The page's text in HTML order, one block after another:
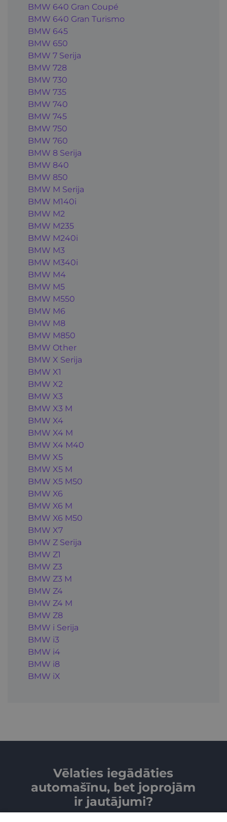
BMW 640 Gran Coupé
BMW 640 Gran Turismo
BMW 645
BMW 650
BMW 7 Serija
BMW 728
BMW 730
BMW 735
BMW 740
BMW 745
BMW 750
BMW 760
BMW 8 Serija
BMW 840
BMW 850
BMW M Serija
BMW M140i
BMW M2
BMW M235
BMW M240i
BMW M3
BMW M340i
BMW M4
BMW M5
BMW M550
BMW M6
BMW M8
BMW M850
BMW Other
BMW X Serija
BMW X1
BMW X2
BMW X3
BMW X3 M
BMW X4
BMW X4 M
BMW X4 M40
BMW X5
BMW X5 M
BMW X5 M50
BMW X6
BMW X6 M
BMW X6 M50
BMW X7
BMW Z Serija
BMW Z1
BMW Z3
BMW Z3 M
BMW Z4
BMW Z4 M
BMW Z8
BMW i Serija
BMW i3
BMW i4
BMW i8
BMW iX
Vēlaties iegādāties
automašīnu, bet joprojām
ir jautājumi?